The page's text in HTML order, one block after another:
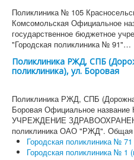
Поликлиника № 105
Комсомольская Официальное
государственное бюджетное
"Городская поликлиника № 91"…
Поликлиника РЖД, СПБ
поликлиника), ул. Боровая
Поликлиника РЖД, СПБ
Боровая Официальное
УЧРЕЖДЕНИЕ
поликлиника ОАО "РЖД".
Городская поликлиника №
Городская поликлиника № 1